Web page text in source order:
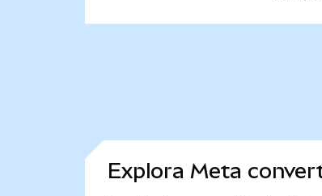
Explora Meta